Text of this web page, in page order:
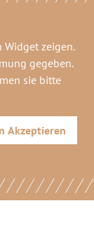
Widgetzeigen.
gegeben.
sie bitte
Akzeptieren